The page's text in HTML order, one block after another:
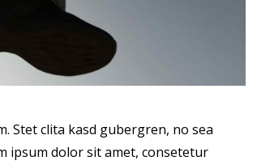
Stet clita kasd gubergren, no sea
ipsum dolor sit amet, consetetur